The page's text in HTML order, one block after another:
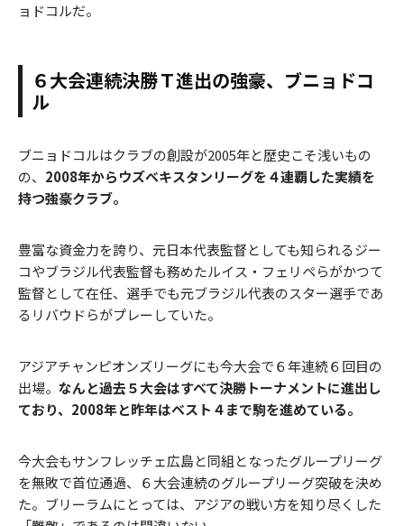
ョドコルだ。
６大会連続決勝Ｔ進出の強豪、ブニョドコ
ル
ブニョドコルはクラブの創設が2005年と歴史こそ浅いもの
の、 2008年からウズベキスタンリーグを４連覇した実績を
持つ強豪クラブ。
豊富な資金力を誇り、元日本代表監督としても知られるジー
コやブラジル代表監督も務めたルイス・フェリペらがかつて
監督として在任、選手でも元ブラジル代表のスター選手であ
るリバウドらがプレーしていた。
アジアチャンピオンズリーグにも今大会で６年連続６回目の
出場。 なんと過去５大会はすべて決勝トーナメントに進出し
ており、2008年と昨年はベスト４まで駒を進めている。
今大会もサンフレッチェ広島と同組となったグループリーグ
を無敗で首位通過、６大会連続のグループリーグ突破を決め
た。ブリーラムにとっては、アジアの戦い方を知り尽くした